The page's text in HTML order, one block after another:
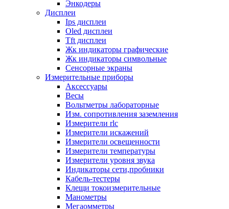
Энкодеры
Дисплеи
Ips дисплеи
Oled дисплеи
Tft дисплеи
Жк индикаторы графические
Жк индикаторы символьные
Сенсорные экраны
Измерительные приборы
Аксессуары
Весы
Вольтметры лабораторные
Изм. сопротивления заземления
Измерители rlc
Измерители искажений
Измерители освещенности
Измерители температуры
Измерители уровня звука
Индикаторы сети,пробники
Кабель-тестеры
Клещи токоизмерительные
Манометры
Мегаомметры